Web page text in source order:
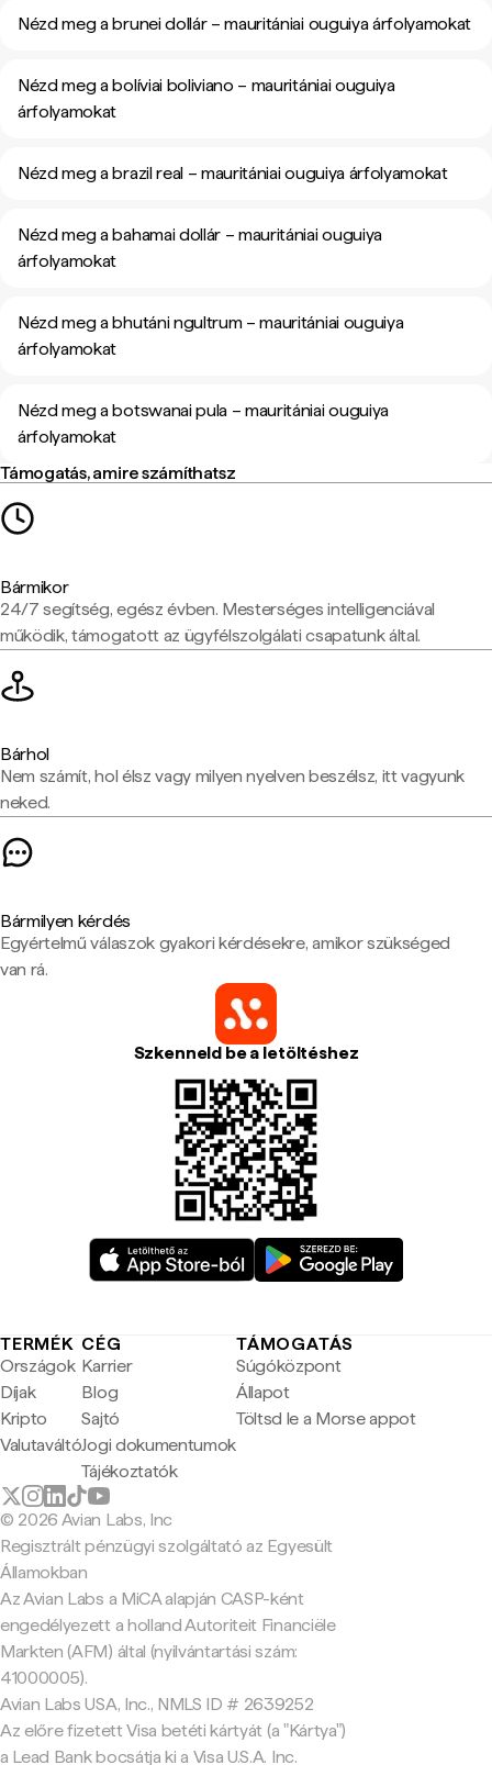
Nézd meg a brunei dollár – mauritániai ouguiya árfolyamokat
Nézd meg a bolíviai boliviano – mauritániai ouguiya
árfolyamokat
Nézd meg a brazil real – mauritániai ouguiya árfolyamokat
Nézd meg a bahamai dollár – mauritániai ouguiya
árfolyamokat
Nézd meg a bhutáni ngultrum – mauritániai ouguiya
árfolyamokat
Nézd meg a botswanai pula – mauritániai ouguiya
árfolyamokat
Támogatás, amire számíthatsz
Bármikor
24/7 segítség, egész évben. Mesterséges intelligenciával
működik, támogatott az ügyfélszolgálati csapatunk által.
Bárhol
Nem számít, hol élsz vagy milyen nyelven beszélsz, itt vagyunk
neked.
Bármilyen kérdés
Egyértelmű válaszok gyakori kérdésekre, amikor szükséged
van rá.
Szkenneld be a letöltéshez
TERMÉK
Országok
Díjak
Kripto
Valutaváltó
CÉG
Karrier
Blog
Sajtó
Jogi dokumentumok
Tájékoztatók
TÁMOGATÁS
Súgóközpont
Állapot
Töltsd le a Morse appot
© 2026 Avian Labs, Inc
Regisztrált pénzügyi szolgáltató az Egyesült
Államokban
Az Avian Labs a MiCA alapján CASP-ként
engedélyezett a holland Autoriteit Financiële
Markten (AFM) által (nyilvántartási szám:
41000005).
Avian Labs USA, Inc., NMLS ID # 2639252
Az előre fizetett Visa betéti kártyát (a "Kártya")
a Lead Bank bocsátja ki a Visa U.S.A. Inc.